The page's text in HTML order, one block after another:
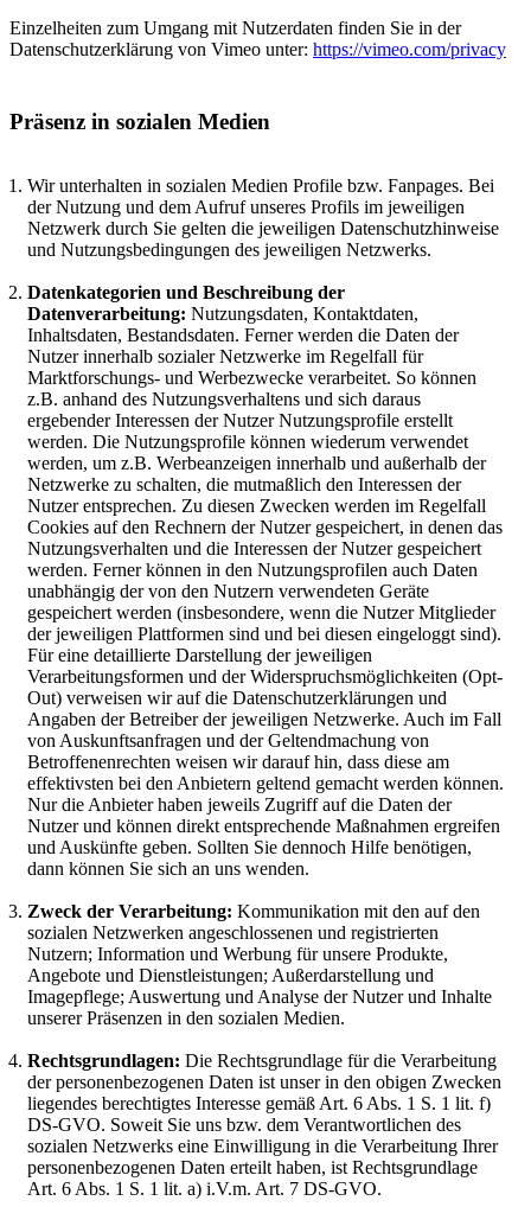
Einzelheiten zum Umgang mit Nutzerdaten finden Sie in der
Datenschutzerklärung von Vimeo unter: https://vimeo.com/privacy
Präsenz in sozialen Medien
Wir unterhalten in sozialen Medien Profile bzw. Fanpages. Bei
der Nutzung und dem Aufruf unseres Profils im jeweiligen
Netzwerk durch Sie gelten die jeweiligen Datenschutzhinweise
und Nutzungsbedingungen des jeweiligen Netzwerks.
Datenkategorien und Beschreibung der
Datenverarbeitung: Nutzungsdaten, Kontaktdaten,
Inhaltsdaten, Bestandsdaten. Ferner werden die Daten der
Nutzer innerhalb sozialer Netzwerke im Regelfall für
Marktforschungs- und Werbezwecke verarbeitet. So können
z.B. anhand des Nutzungsverhaltens und sich daraus
ergebender Interessen der Nutzer Nutzungsprofile erstellt
werden. Die Nutzungsprofile können wiederum verwendet
werden, um z.B. Werbeanzeigen innerhalb und außerhalb der
Netzwerke zu schalten, die mutmaßlich den Interessen der
Nutzer entsprechen. Zu diesen Zwecken werden im Regelfall
Cookies auf den Rechnern der Nutzer gespeichert, in denen das
Nutzungsverhalten und die Interessen der Nutzer gespeichert
werden. Ferner können in den Nutzungsprofilen auch Daten
unabhängig der von den Nutzern verwendeten Geräte
gespeichert werden (insbesondere, wenn die Nutzer Mitglieder
der jeweiligen Plattformen sind und bei diesen eingeloggt sind).
Für eine detaillierte Darstellung der jeweiligen
Verarbeitungsformen und der Widerspruchsmöglichkeiten (Opt-
Out) verweisen wir auf die Datenschutzerklärungen und
Angaben der Betreiber der jeweiligen Netzwerke. Auch im Fall
von Auskunftsanfragen und der Geltendmachung von
Betroffenenrechten weisen wir darauf hin, dass diese am
effektivsten bei den Anbietern geltend gemacht werden können.
Nur die Anbieter haben jeweils Zugriff auf die Daten der
Nutzer und können direkt entsprechende Maßnahmen ergreifen
und Auskünfte geben. Sollten Sie dennoch Hilfe benötigen,
dann können Sie sich an uns wenden.
Zweck der Verarbeitung: Kommunikation mit den auf den
sozialen Netzwerken angeschlossenen und registrierten
Nutzern; Information und Werbung für unsere Produkte,
Angebote und Dienstleistungen; Außerdarstellung und
Imagepflege; Auswertung und Analyse der Nutzer und Inhalte
unserer Präsenzen in den sozialen Medien.
Rechtsgrundlagen: Die Rechtsgrundlage für die Verarbeitung
der personenbezogenen Daten ist unser in den obigen Zwecken
liegendes berechtigtes Interesse gemäß Art. 6 Abs. 1 S. 1 lit. f)
DS-GVO. Soweit Sie uns bzw. dem Verantwortlichen des
sozialen Netzwerks eine Einwilligung in die Verarbeitung Ihrer
personenbezogenen Daten erteilt haben, ist Rechtsgrundlage
Art. 6 Abs. 1 S. 1 lit. a) i.V.m. Art. 7 DS-GVO.